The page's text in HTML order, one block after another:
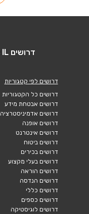
דרושים IL אתר הדרושים של ישראל
דרושים לפי קטגוריות
דרושים כל הקטגוריות
דרושים אבטחת מידע
דרושים אדמיניסטרציה
דרושים אופנה
דרושים אינטרנט
דרושים ביטוח
דרושים בכירים
דרושים בעלי מקצוע
דרושים הוראה
דרושים הנדסה
דרושים כללי
דרושים כספים
דרושים לוגיסטיקה